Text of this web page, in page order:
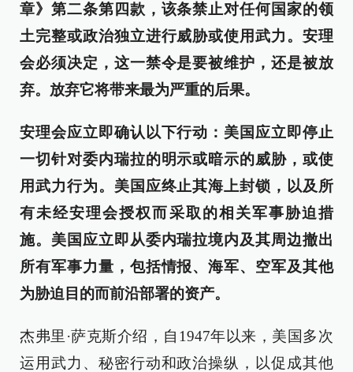
章》第二条第四款，该条禁止对任何国家的领
土完整或政治独立进行威胁或使用武力。安理
会必须决定，这一禁令是要被维护，还是被放
弃。放弃它将带来最为严重的后果。
安理会应立即确认以下行动：美国应立即停止
一切针对委内瑞拉的明示或暗示的威胁，或使
用武力行为。美国应终止其海上封锁，以及所
有未经安理会授权而采取的相关军事胁迫措
施。美国应立即从委内瑞拉境内及其周边撤出
所有军事力量，包括情报、海军、空军及其他
为胁迫目的而前沿部署的资产。
杰弗里·萨克斯介绍，自1947年以来，美国多次
运用武力、秘密行动和政治操纵，以促成其他